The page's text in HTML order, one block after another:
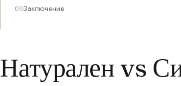
Заключение
Натурален vs